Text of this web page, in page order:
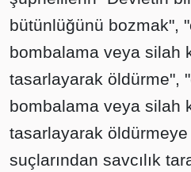
bütünlüğünü bozmak",
bombalama veya silah
tasarlayarak öldürme",
bombalama veya silah
tasarlayarak
suçlarından savcılık